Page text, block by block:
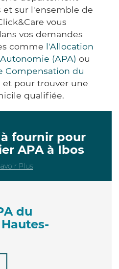
et sur l'ensemble de
vous
vos demandes
comme l'Allocation
(APA) ou
Compensation du
et pour trouver une
qualifiée.
fournir pour
APA à Ibos
Plus
du